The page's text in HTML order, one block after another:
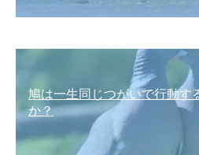
鳩は一生同じつがいで行動す
か？